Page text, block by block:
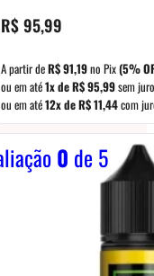
R$95,99
A partir deR$91,19no Pix(5%
ou em até1x deR$95,99sem
ou em até12x deR$11,44com
0 de 5